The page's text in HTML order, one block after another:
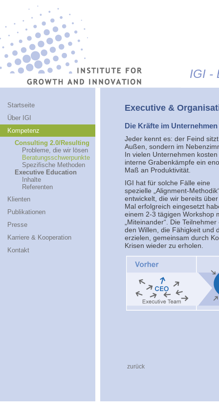
IGI -
Executive &
Die Kräfte im
Jeder kennt es: der Feind
Außen, sondern im
In vielen Unternehmen kosten
interne Grabenkämpfe ein
Maß an Produktivität.
IGI hat für solche Fälle eine
spezielle „Alignment-
entwickelt, die wir bereits
Mal erfolgreich eingesetzt
einem 2-3 tägigen Workshop
„Miteinander“. Die
den Willen, die Fähigkeit und
erzielen, gemeinsam durch
Krisen wieder zu erholen.
zurück
Startseite
Über IGI
Kompetenz
Consulting 2.0/Resulting
Probleme, die wir lösen
Beratungsschwerpunkte
Spezifische Methoden
Executive Education
Inhalte
Referenten
Klienten
Publikationen
Presse
Karriere & Kooperation
Kontakt